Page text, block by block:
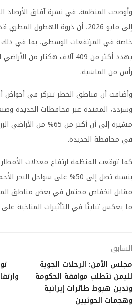
وأوضحت المنظمة، في نشرة آفاق الأرصاد
خاصة في المرتفعات الوسطى، بما في ذلك
رأس من الماشية.
وأضافت أن مناطق الخطر تتركز في أحواض
وسردد، الممتدة عبر محافظات الحديدة
مشيرة إلى أن أكثر من 65%
في محافظة الحديدة.
كما توقعت المنظمة ارتفاع معدلات
بنسبة تصل إلى 50% على سواحل
مقابل انخفاض محتمل في بعض مناطق
ما يعكس تباينًا في التأثيرات المناخية
السابق
مجلس الأمن: الرحلات الجوية
لليمن تتطلب موافقة الحكومة
وتدين هبوط طائرات إيرانية
وهجمات الحوثيين